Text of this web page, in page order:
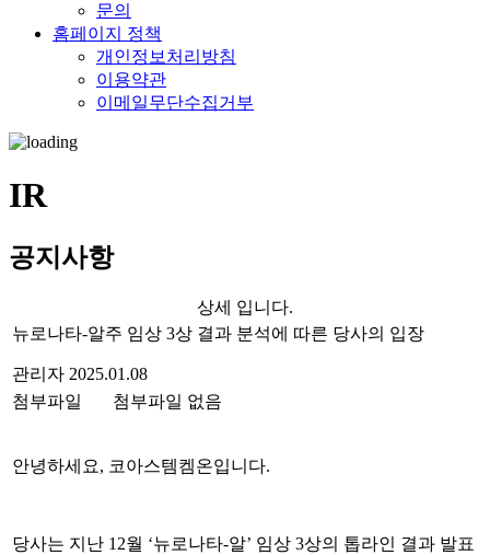
문의
홈페이지 정책
개인정보처리방침
이용약관
이메일무단수집거부
IR
공지사항
상세 입니다.
뉴로나타-알주 임상 3상 결과 분석에 따른 당사의 입장
관리자 2025.01.08
첨부파일
첨부파일 없음
안녕하세요, 코아스템켐온입니다.
당사는 지난 12월 ‘뉴로나타-알’ 임상 3상의 톱라인 결과 발표